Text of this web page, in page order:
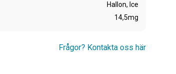
Hallon, Ice
14,5mg
Frågor? Kontakta oss här